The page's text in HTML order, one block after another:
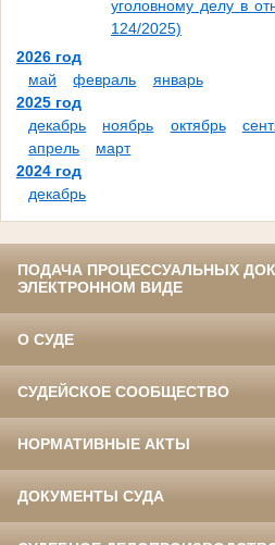
уголовному делу в
124/2025)
2026 год
май
февраль
январь
2025 год
декабрь
ноябрь октябрь
апрель
март
2024 год
декабрь
ПОДАЧА ПРОЦЕССУАЛЬНЫХ
ЭЛЕКТРОННОМ ВИДЕ
О СУДЕ
СУДЕЙСКОЕ СООБЩЕСТВО
НОРМАТИВНЫЕ АКТЫ
ДОКУМЕНТЫ СУДА